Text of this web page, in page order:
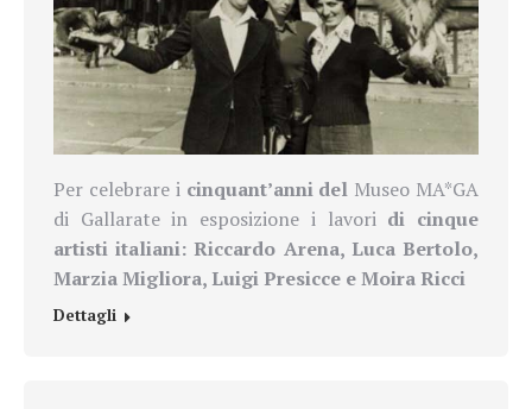
Per celebrare i cinquant’anni del Museo MA*GA
di Gallarate in esposizione i lavoridi cinque
artisti italiani: Riccardo Arena, Luca Bertolo,
Marzia Migliora, Luigi Presicce e Moira Ricci
Dettagli